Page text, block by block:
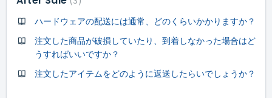
ハードウェアの配送には通常、どのくらいかかりますか？
注文した商品が破損していたり、到着しなかった場合はど
うすればいいですか？
注文したアイテムをどのように返送したらいでしょうか？